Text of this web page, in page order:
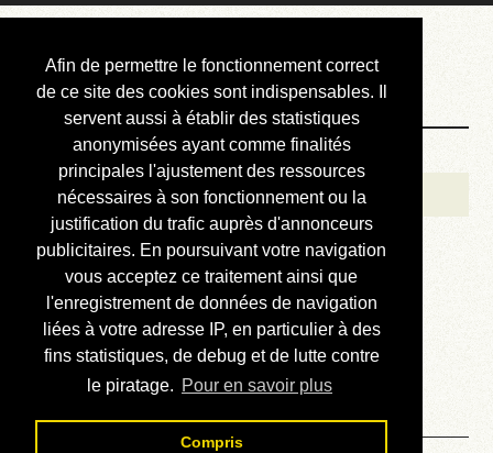
Afin de permettre le fonctionnement correct
de ce site des cookies sont indispensables. Il
servent aussi à établir des statistiques
anonymisées ayant comme finalités
principales l'ajustement des ressources
nécessaires à son fonctionnement ou la
justification du trafic auprès d'annonceurs
publicitaires. En poursuivant votre navigation
vous acceptez ce traitement ainsi que
l'enregistrement de données de navigation
liées à votre adresse IP, en particulier à des
fins statistiques, de debug et de lutte contre
le piratage. Pour en savoir plus
Compris
Courbis, « LE »
Blog Officiel
Bienvenue
Réalisations
Divers (et d’été)
Annonces
Liens externes
Téléchargement
Contact